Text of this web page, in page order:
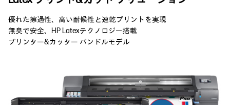
優れた擦過性、高い耐候性と速乾プリントを実現
無臭で安全、HP Latexテクノロジー搭載
プリンター&カッター バンドルモデル